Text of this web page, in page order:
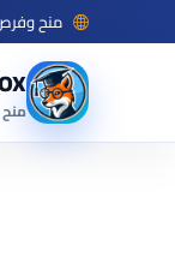
منح وفرص